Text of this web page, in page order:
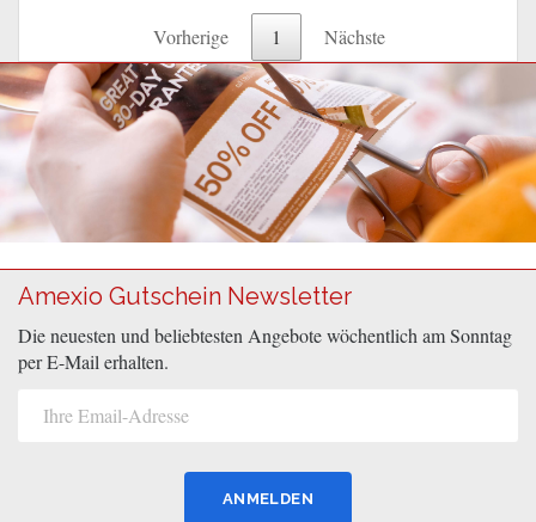
Vorherige 1 Nächste
Amexio Gutschein Newsletter
Die neuesten und beliebtesten Angebote wöchentlich am Sonntag
per E-Mail erhalten.